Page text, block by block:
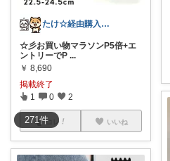
271件
たけ☆経由購入感謝します！ありがとう！☆
☆彡お買い物マラソンP5倍+エ
ントリーでP ...
￥ 8,690
掲載終了
1 0 2
コレ いいね